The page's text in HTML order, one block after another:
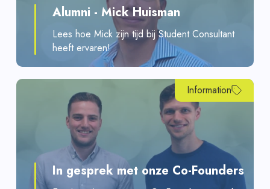
Alumni - Mick Huisman
Lees hoe Mick zijn tijd bij Student Consultant
heeft ervaren!
Information
In gesprek met onze Co-Founders